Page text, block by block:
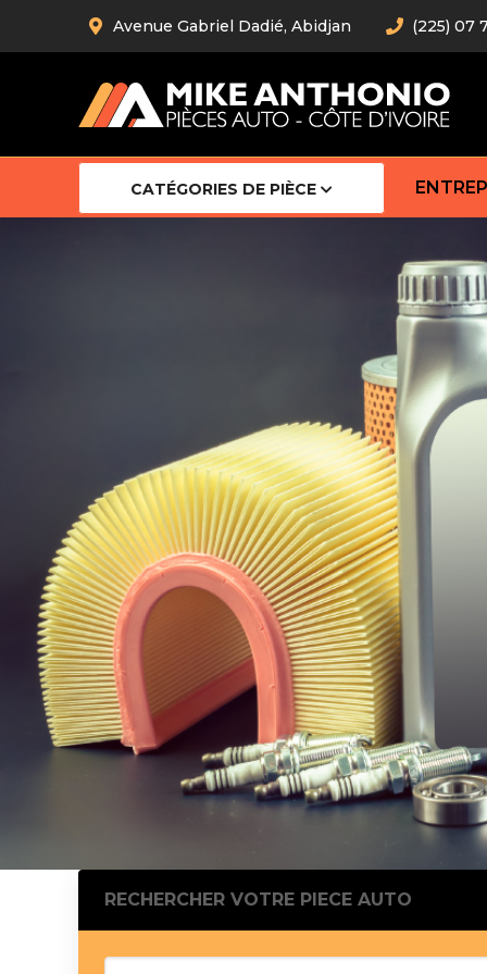
Avenue Gabriel Dadié, Abidjan (225) 07
CATÉGORIES DE PIÈCE
Barre
Barre
Robot
Bras
Cardan
Pistons
Feu
Bague
Bague
Calle
Chaine
RECHERCHER VOTRE PIECE AUTO